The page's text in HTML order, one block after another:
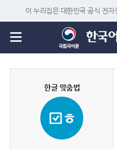
이 누리집은 대한민국 공식 전자
한글 맞춤법